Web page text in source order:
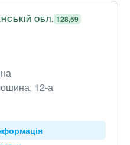
ОБЛ. 128,59
12-а